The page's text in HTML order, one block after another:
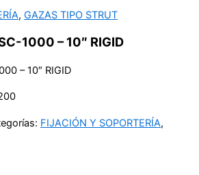
, GAZAS TIPO STRUT
1000 – 10″ RIGID
– 10″ RIGID
FIJACIÓN Y SOPORTERÍA,